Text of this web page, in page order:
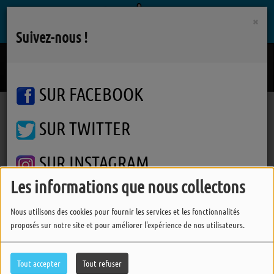
Les informations que nous collectons
Nous utilisons des cookies pour fournir les services et les fonctionnalités
proposés sur notre site et pour améliorer l'expérience de nos utilisateurs.
Tout accepter Tout refuser
Podcasts Parlons-en Parlons-en
Parlons-en
×
Suivez-nous !
SUR FACEBOOK
SUR TWITTER
SUR INSTAGRAM
FERMER